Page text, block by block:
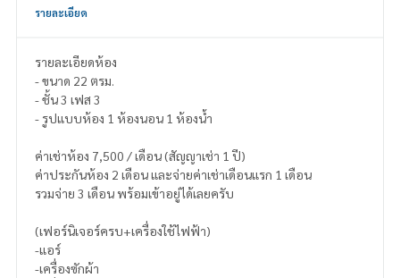
รายละเอียด
รายละเอียดห้อง
- ขนาด 22 ตรม.
- ชั้น 3 เฟส 3
- รูปแบบห้อง 1 ห้องนอน 1 ห้องน้ำ
ค่าเช่าห้อง 7,500 / เดือน (สัญญาเช่า 1 ปี)
ค่าประกันห้อง 2 เดือน และจ่ายค่าเช่าเดือนแรก 1 เดือน
รวมจ่าย 3 เดือน พร้อมเข้าอยู่ได้เลยครับ
(เฟอร์นิเจอร์ครบ+เครื่องใช้ไฟฟ้า)
-แอร์
-เครื่องซักผ้า